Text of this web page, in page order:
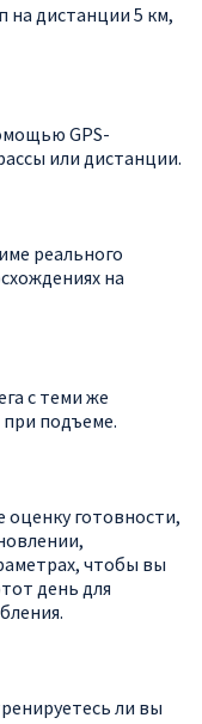
на дистанции 5 км,
GPS-
или дистанции.
реального
на
с теми же
подъеме.
готовности,
чтобы вы
день для
ли вы